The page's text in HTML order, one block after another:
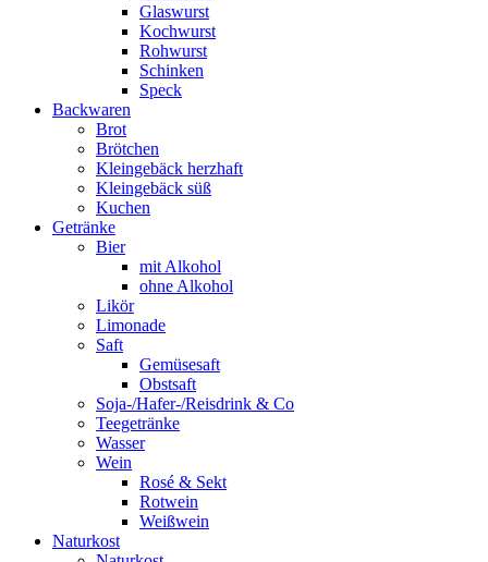
Glaswurst
Kochwurst
Rohwurst
Schinken
Speck
Backwaren
Brot
Brötchen
Kleingebäck herzhaft
Kleingebäck süß
Kuchen
Getränke
Bier
mit Alkohol
ohne Alkohol
Likör
Limonade
Saft
Gemüsesaft
Obstsaft
Soja-/Hafer-/Reisdrink & Co
Teegetränke
Wasser
Wein
Rosé & Sekt
Rotwein
Weißwein
Naturkost